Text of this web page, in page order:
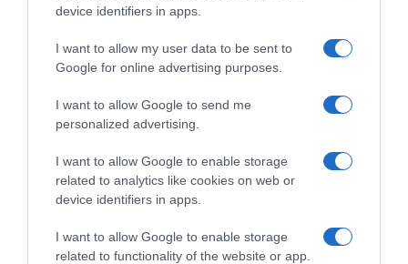
device identifiers in apps.
I want to allow my user data to be sent to
Google for online advertising purposes.
I want to allow Google to send me
personalized advertising.
I want to allow Google to enable storage
related to analytics like cookies on web or
device identifiers in apps.
I want to allow Google to enable storage
related to functionality of the website or app.
Πρόσφατα
ΕΙΠΕΣ – ΦΕΡΡΗΣ ΘΟΔΩΡΗΣ